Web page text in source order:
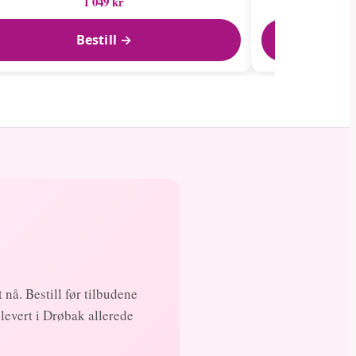
Bestill →
Bestill før tilbudene
i Drøbak allerede